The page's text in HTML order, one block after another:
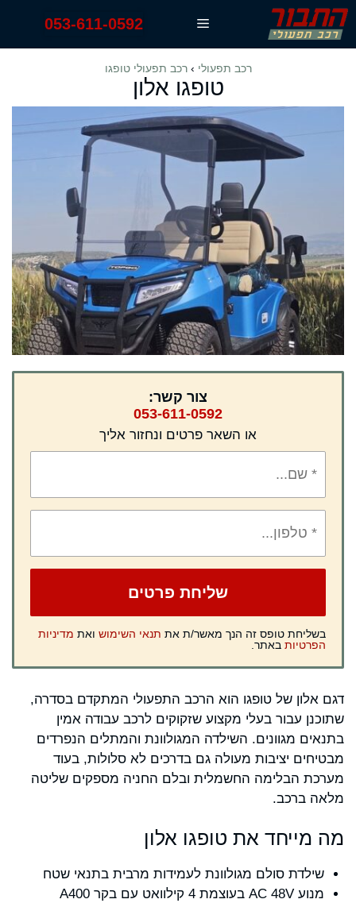
לדלג
לתוכן
תפריט 053-611-0592
רכב תפעולי ›רכב תפעולי טופגו
טופגו אלון
צור קשר:
053-611-0592
או השאר פרטים ונחזור אליך
בשליחת טופס זה הנך מאשר/ת את תנאי השימוש ואת מדיניות
הפרטיות באתר.
דגם אלון של טופגו הוא הרכב התפעולי המתקדם בסדרה,
שתוכנן עבור בעלי מקצוע שזקוקים לרכב עבודה אמין
בתנאים מגוונים. השילדה המגולוונת והמתלים הנפרדים
מבטיחים יציבות מעולה גם בדרכים לא סלולות, בעוד
מערכת הבלימה החשמלית ובלם החניה מספקים שליטה
מלאה ברכב.
מה מייחד את טופגו אלון
שילדת סולם מגולוונת לעמידות מרבית בתנאי שטח
מנוע AC 48V בעוצמת 4 קילוואט עם בקר A400